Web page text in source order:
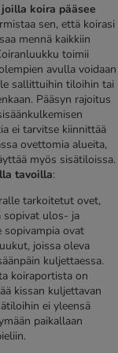
koira pääsee
sen, että koirasi
mennä kaikkiin
toimii
avulla voidaan
sallittuihin tiloihin tai
Pääsyn rajoitus
ei tarvitse kiinnittää
ovettomia alueita,
myös sisätiloissa.
tavoilla:
tarkoitetut ovet,
sopivat ulos- ja
sopivampia ovat
joissa oleva
kuljettaessa.
koiraportista on
kissan kuljettavan
ei yleensä
paikallaan